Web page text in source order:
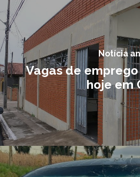
Notícia
Vagas de
hoje em